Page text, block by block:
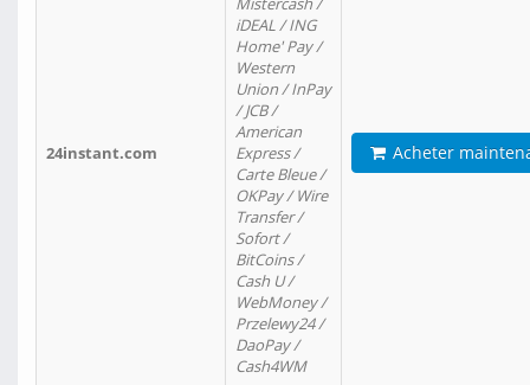
24instant.com
iDEAL / ING
Home' Pay /
Western
Union / InPay
/ JCB /
American
Express /
Carte Bleue /
OKPay / Wire
Transfer /
Sofort /
BitCoins /
Cash U /
WebMoney /
Przelewy24 /
DaoPay /
Cash4WM
Acheter